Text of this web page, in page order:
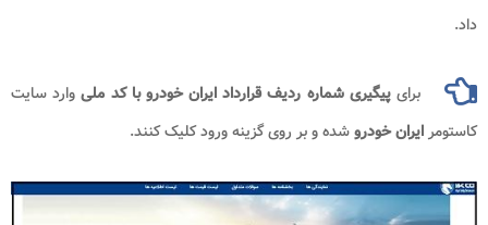
داد.
برایپیگیری شماره ردیف قرارداد ایران خودرو با کد ملیوارد سایت
کاستومرایران خودروشده و بر روی گزینه ورود کلیک کنند.